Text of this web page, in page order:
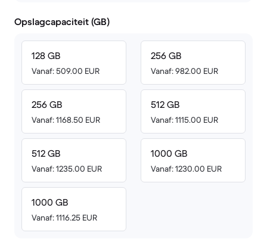
Opslagcapaciteit (GB)
128 GB
Vanaf: 509.00 EUR
256 GB
Vanaf: 1168.50 EUR
512 GB
Vanaf: 1235.00 EUR
1000 GB
Vanaf: 1116.25 EUR
256 GB
Vanaf: 982.00 EUR
512 GB
Vanaf: 1115.00 EUR
1000 GB
Vanaf: 1230.00 EUR